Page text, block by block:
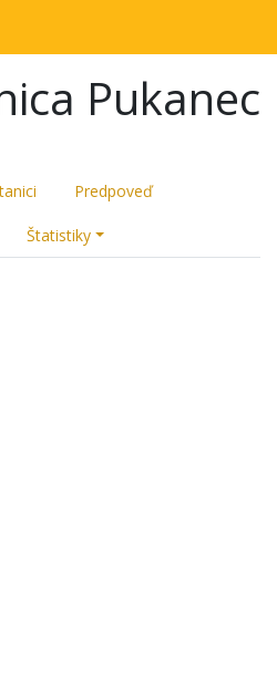
Pukanec
Predpoveď
Štatistiky